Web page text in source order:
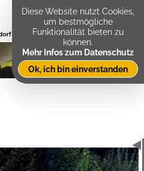
Diese Website nutzt Cookies,
um bestmögliche
Funktionalität bieten zu
können.
Mehr Infos zum Datenschutz
Ok, ich bin einverstanden